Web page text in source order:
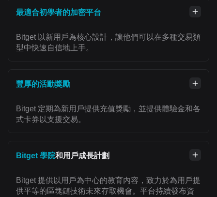
最適合初學者的加密平台
Bitget 以新用戶為核心設計，讓他們可以在多種交易類
型中快速自信地上手。
豐厚的活動獎勵
Bitget 定期為新用戶提供充值獎勵，並提供體驗金和各
式卡券以支援交易。
Bitget 學院和用戶成長計劃
Bitget 提供以用戶為中心的教育內容，致力於為用戶提
供平等的區塊鏈技術未來存取機會。平台持續發布資